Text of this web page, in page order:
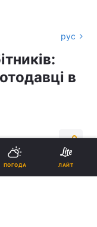
рус
в
в Google
ПОГОДА ЛАЙТ